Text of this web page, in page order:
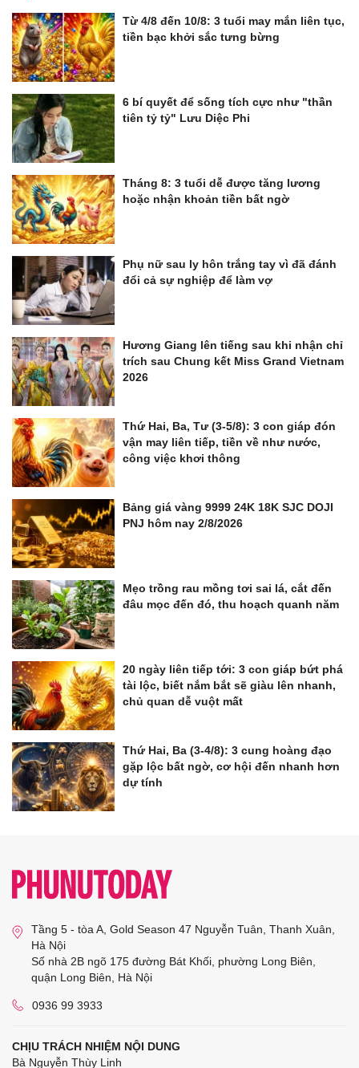
Từ 4/8 đến 10/8: 3 tuổi may mắn liên tục,
tiền bạc khởi sắc tưng bừng
6 bí quyết để sống tích cực như "thần
tiên tỷ tỷ" Lưu Diệc Phi
Tháng 8: 3 tuổi dễ được tăng lương
hoặc nhận khoản tiền bất ngờ
Phụ nữ sau ly hôn trắng tay vì đã đánh
đổi cả sự nghiệp để làm vợ
Hương Giang lên tiếng sau khi nhận chỉ
trích sau Chung kết Miss Grand Vietnam
2026
Thứ Hai, Ba, Tư (3-5/8): 3 con giáp đón
vận may liên tiếp, tiền về như nước,
công việc khơi thông
Bảng giá vàng 9999 24K 18K SJC DOJI
PNJ hôm nay 2/8/2026
Mẹo trồng rau mồng tơi sai lá, cắt đến
đâu mọc đến đó, thu hoạch quanh năm
20 ngày liên tiếp tới: 3 con giáp bứt phá
tài lộc, biết nắm bắt sẽ giàu lên nhanh,
chủ quan dễ vuột mất
Thứ Hai, Ba (3-4/8): 3 cung hoàng đạo
gặp lộc bất ngờ, cơ hội đến nhanh hơn
dự tính
Tầng 5 - tòa A, Gold Season 47 Nguyễn Tuân, Thanh Xuân,
Hà Nội
Số nhà 2B ngõ 175 đường Bát Khối, phường Long Biên,
quận Long Biên, Hà Nội
0936 99 3933
CHỊU TRÁCH NHIỆM NỘI DUNG
Bà Nguyễn Thùy Linh